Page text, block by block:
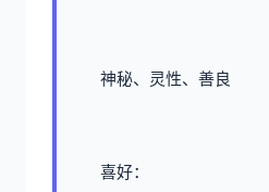
神秘、灵性、善良
喜好：